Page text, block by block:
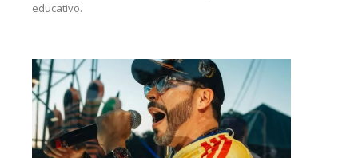
educativo.